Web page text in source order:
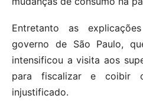
Entretanto as
governo de São Paulo,
intensificou a visita aos
para fiscalizar e coibir
injustificado.